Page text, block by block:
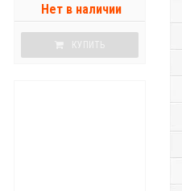
Нет в наличии
КУПИТЬ